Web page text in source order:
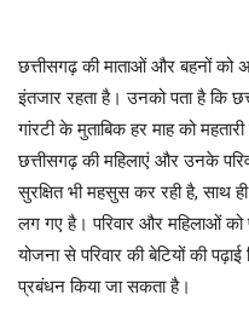
छत्तीसगढ़ की माताओं और बहनों को
इंतजार रहता है। उनको पता है कि
गांरटी के मुताबिक हर माह को
छत्तीसगढ़ की महिलाएं और उनके
सुरक्षित भी महसुस कर रही है, साथ
लग गए है। परिवार और महिलाओं को
योजना से परिवार की बेटियों की
प्रबंधन किया जा सकता है।